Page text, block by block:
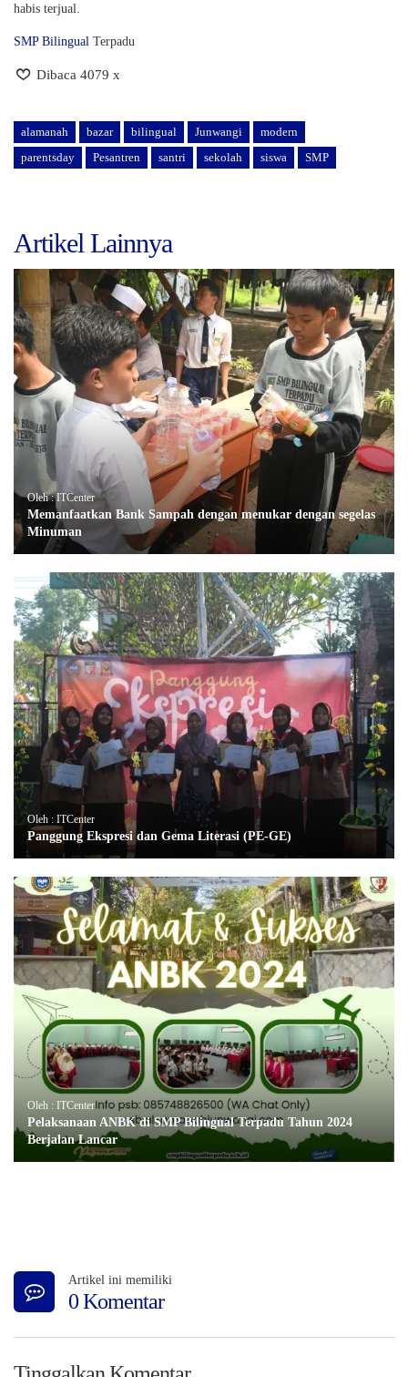
habis terjual.
SMP Bilingual Terpadu
Dibaca 4079 x
alamanah bazar bilingual Junwangi
modern
parentsday
Pesantren santri sekolah siswa SMP
Artikel Lainnya
Oleh : ITCenter
Memanfaatkan Bank Sampah dengan menukar dengan segelas
Minuman
Oleh : ITCenter
Panggung Ekspresi dan Gema Literasi (PE-GE)
Oleh : ITCenter
Pelaksanaan ANBK di SMP Bilingual Terpadu Tahun 2024
Berjalan Lancar
Artikel ini memiliki
0 Komentar